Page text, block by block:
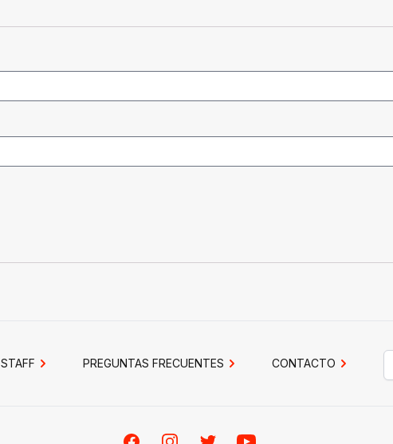
STAFF PREGUNTAS FRECUENTES CONTACTO